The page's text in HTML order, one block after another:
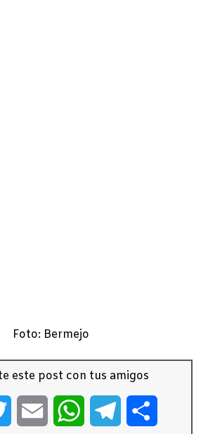
Foto: Bermejo
este post con tus amigos
Twitter Email WhatsAppTelegram